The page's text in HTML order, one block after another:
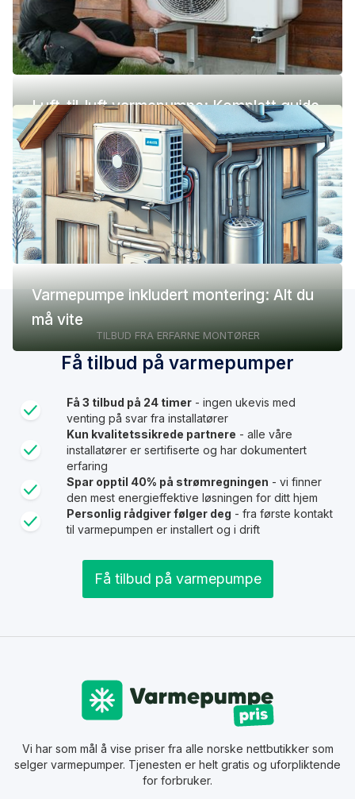
Luft-til-luft varmepumpe: Komplett guide
(pris, fordeler og ulemper)
Varmepumpe inkludert montering: Alt du
må vite
TILBUD FRA ERFARNE MONTØRER
Få tilbud på varmepumper
Få 3 tilbud på 24 timer - ingen ukevis med
venting på svar fra installatører
Kun kvalitetssikrede partnere - alle våre
installatører er sertifiserte og har dokumentert
erfaring
Spar opptil 40% på strømregningen - vi finner
den mest energieffektive løsningen for ditt hjem
Personlig rådgiver følger deg - fra første kontakt
til varmepumpen er installert og i drift
Få tilbud på varmepumpe
Vi har som mål å vise priser fra alle norske nettbutikker som
selger varmepumper. Tjenesten er helt gratis og uforpliktende
for forbruker.